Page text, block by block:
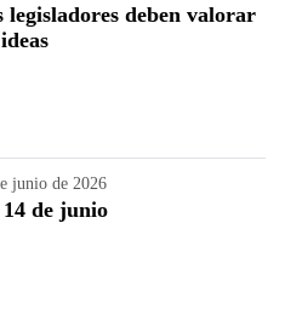
legisladores deben valorar
junio de 2026
de junio